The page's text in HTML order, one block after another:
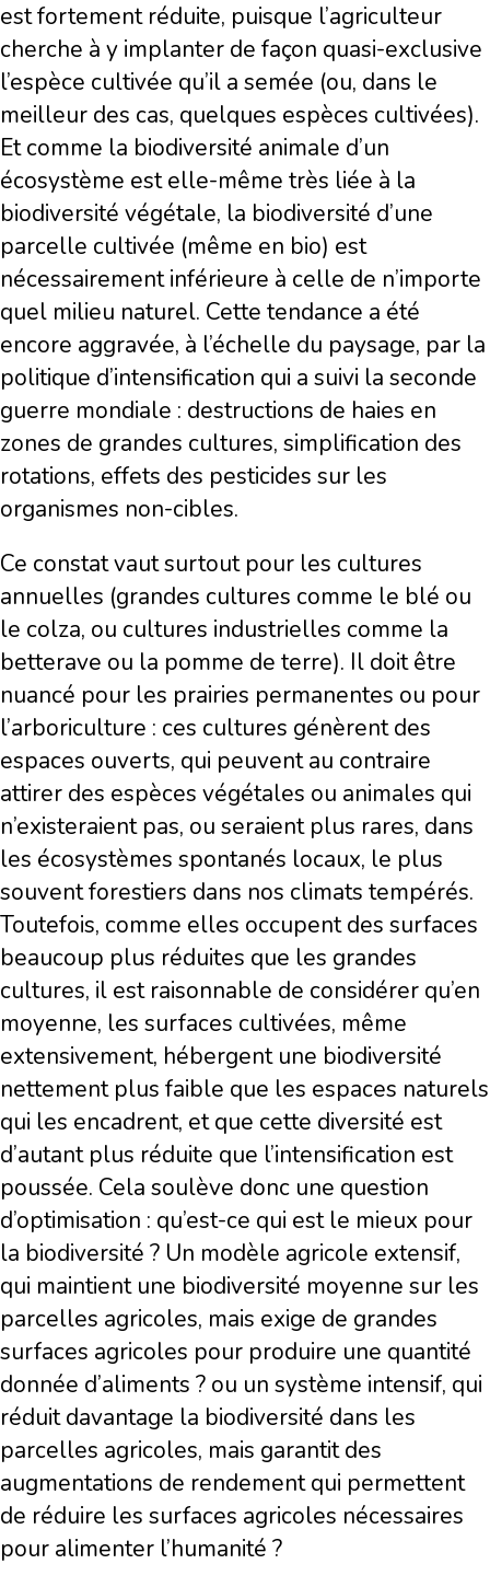
est fortement réduite, puisque l’agriculteur
cherche à y implanter de façon quasi-exclusive
l’espèce cultivée qu’il a semée (ou, dans le
meilleur des cas, quelques espèces cultivées).
Et comme la biodiversité animale d’un
écosystème est elle-même très liée à la
biodiversité végétale, la biodiversité d’une
parcelle cultivée (même en bio) est
nécessairement inférieure à celle de n’importe
quel milieu naturel. Cette tendance a été
encore aggravée, à l’échelle du paysage, par la
politique d’intensification qui a suivi la seconde
guerre mondiale : destructions de haies en
zones de grandes cultures, simplification des
rotations, effets des pesticides sur les
organismes non-cibles.
Ce constat vaut surtout pour les cultures
annuelles (grandes cultures comme le blé ou
le colza, ou cultures industrielles comme la
betterave ou la pomme de terre). Il doit être
nuancé pour les prairies permanentes ou pour
l’arboriculture : ces cultures génèrent des
espaces ouverts, qui peuvent au contraire
attirer des espèces végétales ou animales qui
n’existeraient pas, ou seraient plus rares, dans
les écosystèmes spontanés locaux, le plus
souvent forestiers dans nos climats tempérés.
Toutefois, comme elles occupent des surfaces
beaucoup plus réduites que les grandes
cultures, il est raisonnable de considérer qu’en
moyenne, les surfaces cultivées, même
extensivement, hébergent une biodiversité
nettement plus faible que les espaces naturels
qui les encadrent, et que cette diversité est
d’autant plus réduite que l’intensification est
poussée. Cela soulève donc une question
d’optimisation : qu’est-ce qui est le mieux pour
la biodiversité ? Un modèle agricole extensif,
qui maintient une biodiversité moyenne sur les
parcelles agricoles, mais exige de grandes
surfaces agricoles pour produire une quantité
donnée d’aliments ? ou un système intensif, qui
réduit davantage la biodiversité dans les
parcelles agricoles, mais garantit des
augmentations de rendement qui permettent
de réduire les surfaces agricoles nécessaires
pour alimenter l’humanité ?